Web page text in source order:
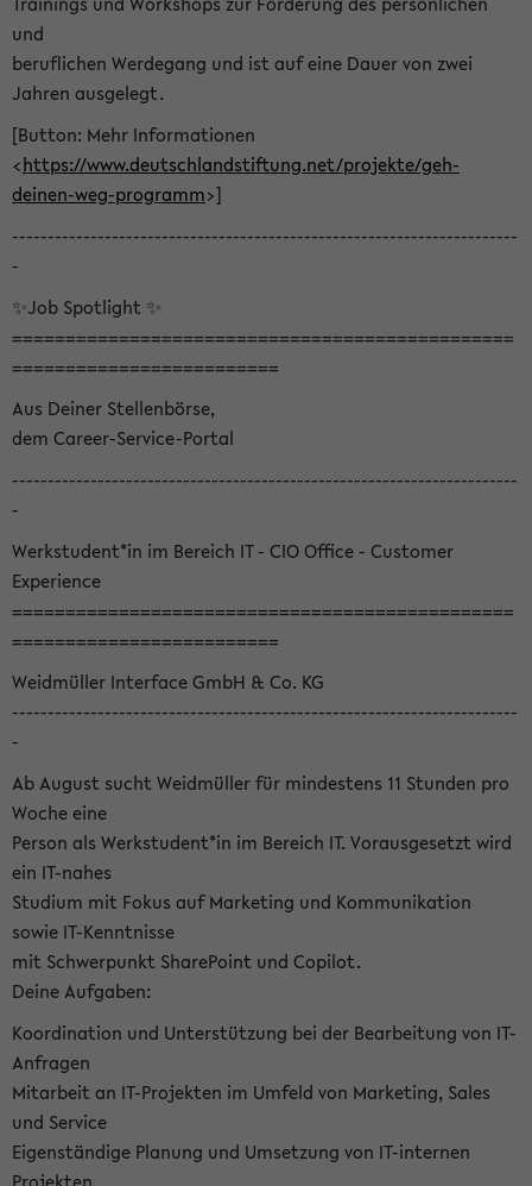
und
beruflichen Werdegang und ist auf eine Dauer von zwei
Jahren ausgelegt.
[Button: Mehr Informationen
<https://www.deutschlandstiftung.net/projekte/geh-
deinen-weg-programm>]
-----------------------------------------------------------------------
-
✨Job Spotlight ✨
===============================================
=========================
Aus Deiner Stellenbörse,
dem Career-Service-Portal
-----------------------------------------------------------------------
-
Werkstudent*in im Bereich IT - CIO Office - Customer
Experience
===============================================
=========================
Weidmüller Interface GmbH & Co. KG
-----------------------------------------------------------------------
-
Ab August sucht Weidmüller für mindestens 11 Stunden pro
Woche eine
Person als Werkstudent*in im Bereich IT. Vorausgesetzt wird
ein IT-nahes
Studium mit Fokus auf Marketing und Kommunikation
sowie IT-Kenntnisse
mit Schwerpunkt SharePoint und Copilot.
Deine Aufgaben:
Koordination und Unterstützung bei der Bearbeitung von IT-
Anfragen
Mitarbeit an IT-Projekten im Umfeld von Marketing, Sales
und Service
Eigenständige Planung und Umsetzung von IT-internen